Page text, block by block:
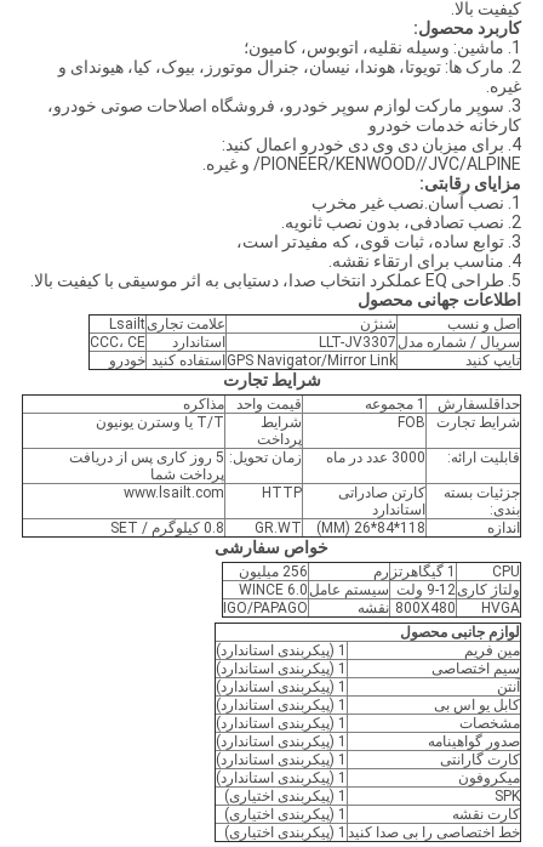
کیفیت بالا.
کاربرد محصول:
1. ماشین: وسیله نقلیه، اتوبوس، کامیون؛
2. مارک ها: تویوتا، هوندا، نیسان، جنرال موتورز، بیوک، کیا، هیوندای و
غیره.
3. سوپر مارکت لوازم سوپر خودرو، فروشگاه اصلاحات صوتی خودرو،
کارخانه خدمات خودرو
4. برای میزبان دی وی دی خودرو اعمال کنید:
PIONEER/KENWOOD//JVC/ALPINE/ و غیره.
مزایای رقابتی:
1. نصب آسان.نصب غیر مخرب
2. نصب تصادفی، بدون نصب ثانویه.
3. توابع ساده، ثبات قوی، که مفیدتر است،
4. مناسب برای ارتقاء نقشه.
5. طراحی EQ عملکرد انتخاب صدا، دستیابی به اثر موسیقی با کیفیت بالا.
اطلاعات جهانی محصول
اصل و نسب شنژن علامت تجاریLsailt
سریال / شماره مدل LLT-JV3307 استاندارد
CCC، CE
تایپ کنید
GPS Navigator/Mirror Link استفاده کنید خودرو
شرایط تجارت
حداقلسفارش 1 مجموعه قیمت واحد
مذاکره
شرایط تجارت
FOB
شرایط
پرداخت
T/T یا وسترن یونیون
قابلیت ارائه: 3000 عدد در ماه زمان تحویل:
5 روز کاری پس از دریافت
پرداخت شما
جزئیات بسته
بندی:
کارتن صادراتی
استاندارد
HTTP
www.lsailt.com
اندازه 118*84*26 (MM)
GR.WT 0.8 کیلوگرم / SET
خواص سفارشی
CPU 1 گیگاهرتز رم
256 میلیون
ولتاژ کاری9-12 ولت سیستم عامل WINCE 6.0
HVGA
800X480 نقشه
IGO/PAPAGO
لوازم جانبی محصول
مین فریم
1 (پیکربندی استاندارد)
سیم اختصاصی
1 (پیکربندی استاندارد)
آنتن
1 (پیکربندی استاندارد)
کابل یو اس بی
1 (پیکربندی استاندارد)
مشخصات
1 (پیکربندی استاندارد)
صدور گواهینامه
1 (پیکربندی استاندارد)
کارت گارانتی
1 (پیکربندی استاندارد)
میکروفون
1 (پیکربندی استاندارد)
SPK
1 (پیکربندی اختیاری)
کارت نقشه
1 (پیکربندی اختیاری)
خط اختصاصی را بی صدا کنید 1 (پیکربندی اختیاری)